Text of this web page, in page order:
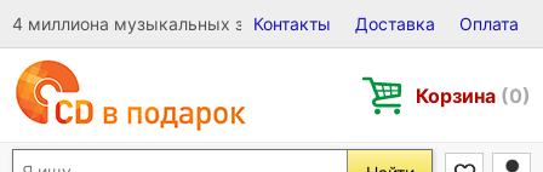
4 миллиона музыкальных записей на Виниле, CD и DVD
Контакты Доставка Оплата
Корзина (0)